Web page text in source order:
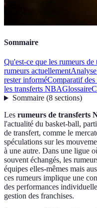
Sommaire
Qu'est-ce que les rumeurs
rumeurs actuellement
rester informéComparatif des
les transferts NBAGlossaire
Sommaire(8 sections)
Les rumeurs de transferts
l'actualité du basket-ball,
de transfert, comme le
spéculations sur les
à une autre. Dans une ligue
souvent échangés, les
équipes elles-mêmes mais
ces rumeurs implique une
des performances
gestion des franchises.